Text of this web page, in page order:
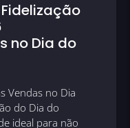
no Dia do
Vendas no Dia
do Dia do
ideal para não